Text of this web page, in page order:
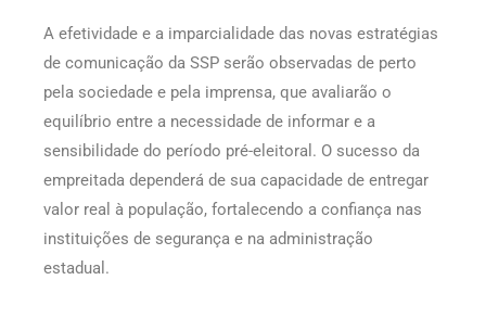
A efetividade e a imparcialidade das novas estratégias
de comunicação da SSP serão observadas de perto
pela sociedade e pela imprensa, que avaliarão o
equilíbrio entre a necessidade de informar e a
sensibilidade do período pré-eleitoral. O sucesso da
empreitada dependerá de sua capacidade de entregar
valor real à população, fortalecendo a confiança nas
instituições de segurança e na administração
estadual.